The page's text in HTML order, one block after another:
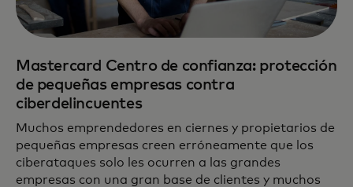
Mastercard Centro de confianza: protección
de pequeñas empresas contra
ciberdelincuentes
Muchos emprendedores en ciernes y propietarios de
pequeñas empresas creen erróneamente que los
ciberataques solo les ocurren a las grandes
empresas con una gran base de clientes y muchos